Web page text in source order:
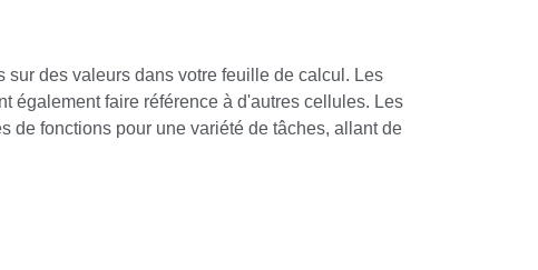
des valeurs dans votre feuille de calcul. Les
également faire référence à d'autres cellules. Les
de fonctions pour une variété de tâches, allant de